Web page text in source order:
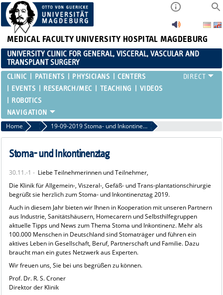
MEDICAL FACULTY UNIVERSITY HOSPITAL MAGDEBURG
UNIVERSITY CLINIC FOR GENERAL, VISCERAL, VASCULAR AND
TRANSPLANT SURGERY
CLINIC PATIENTS PHYSICIANS
CENTERS
EVENTS
RESEARCH/MEC TEACHING
VIDEOS
ROBOTICS
Home Past events 19-09-2019 Stoma- und Inkontinenztag
Stoma- und Inkontinenztag
30.11.-1 - Liebe Teilnehmerinnen und Teilnehmer,
Die Klinik für Allgemein-, Viszeral-, Gefäß- und Trans-plantationschirurgie
begrüßt sie herzlich zum Stoma- und Inkontinenztag 2019.
Auch in diesem Jahr bieten wir Ihnen in Kooperation mit unseren Partnern
aus Industrie, Sanitätshäusern, Homecarern und Selbsthilfegruppen
aktuelle Tipps und News zum Thema Stoma und Inkontinenz. Mehr als
100.000 Menschen in Deutschland sind Stomaträger und führen ein
aktives Leben in Gesellschaft, Beruf, Partnerschaft und Familie. Dazu
braucht man ein gutes Netzwerk aus Experten.
Wir freuen uns, Sie bei uns begrüßen zu können.
Prof. Dr. R. S. Croner
Direktor der Klinik